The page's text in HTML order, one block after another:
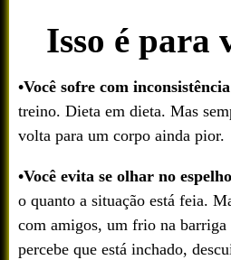
Isso é para
•Você sofre com
treino. Dieta em dieta. Mas
volta para um corpo ainda pior.
•Você evita se olhar no espelho
o quanto a situação está feia.
com amigos, um frio na barriga
percebe que está inchado,